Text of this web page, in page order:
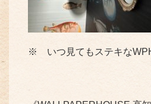
※ いつ見てもステキな